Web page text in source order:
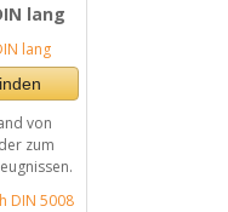
lang
von
zum
DIN 5008